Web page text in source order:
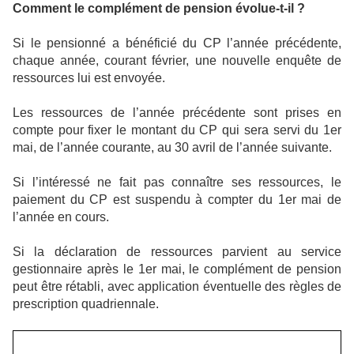
Comment le complément de pension évolue-t-il ?
Si le pensionné a bénéficié du CP l’année précédente,
chaque année, courant février, une nouvelle enquête de
ressources lui est envoyée.
Les ressources de l’année précédente sont prises en
compte pour fixer le montant du CP qui sera servi du 1er
mai, de l’année courante, au 30 avril de l’année suivante.
Si l’intéressé ne fait pas connaître ses ressources, le
paiement du CP est suspendu à compter du 1er mai de
l’année en cours.
Si la déclaration de ressources parvient au service
gestionnaire après le 1er mai, le complément de pension
peut être rétabli, avec application éventuelle des règles de
prescription quadriennale.